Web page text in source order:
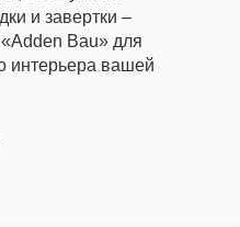
и завертки –
Bau» для
интерьера вашей